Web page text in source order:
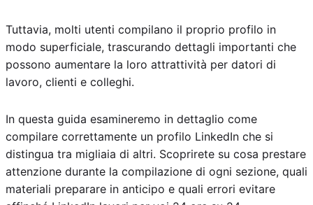
Tuttavia, molti utenti compilano il proprio profilo in
modo superficiale, trascurando dettagli importanti che
possono aumentare la loro attrattività per datori di
lavoro, clienti e colleghi.
In questa guida esamineremo in dettaglio come
compilare correttamente un profilo LinkedIn che si
distingua tra migliaia di altri. Scoprirete su cosa prestare
attenzione durante la compilazione di ogni sezione, quali
materiali preparare in anticipo e quali errori evitare